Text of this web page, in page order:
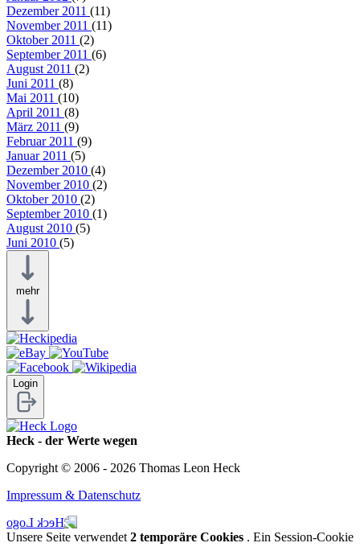
Dezember 2011 (11)
November 2011 (11)
Oktober 2011 (2)
September 2011 (6)
August 2011 (2)
Juni 2011 (8)
Mai 2011 (10)
April 2011 (8)
März 2011 (9)
Februar 2011 (9)
Januar 2011 (5)
Dezember 2010 (4)
November 2010 (2)
Oktober 2010 (2)
September 2010 (1)
August 2010 (5)
Juni 2010 (5)
mehr
Login
Heck - der Werte wegen
Copyright © 2006 - 2026 Thomas Leon Heck
Impressum & Datenschutz
Unsere Seite verwendet 2 temporäre Cookies . Ein Session-Cookie